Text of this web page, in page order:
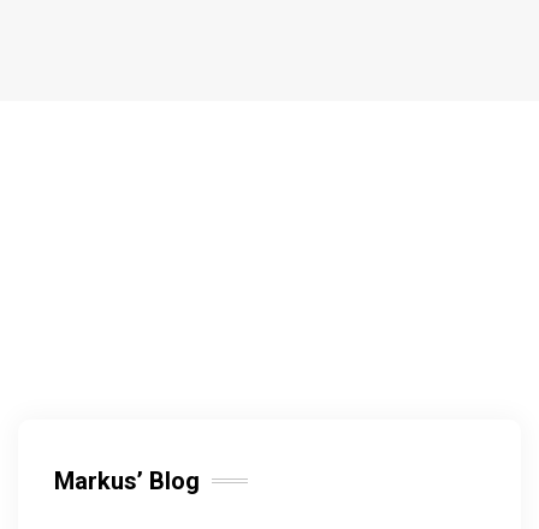
Markus’ Blog